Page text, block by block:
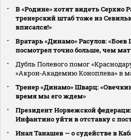
В «Родине» хотят видеть Серхио
тренерский штаб тоже из
вписался!»
Вратарь «Динамо» Расулов:
посмотрел точно больше, чем
Дубль Полевого помог
«Акрон‑Академию Коноплева» в
Тренер «Динамо» Шварц:
время мы его ждем»
Президент Норвежской
Инфантино уйти в отставку с
Инал Танашев — о судействе в